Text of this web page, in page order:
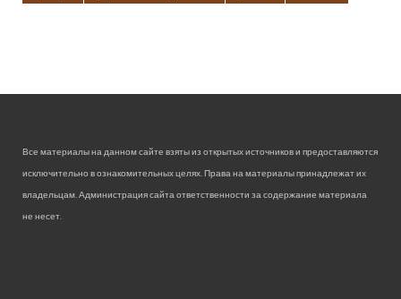
Все материалы на данном сайте взяты из открытых источников и предоставляются
исключительно в ознакомительных целях. Права на материалы принадлежат их
владельцам. Администрация сайта ответственности за содержание материала
не несет.